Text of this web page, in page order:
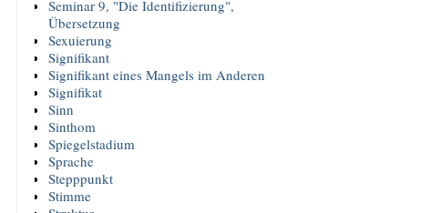
Seminar 9, "Die Identifizierung",
Übersetzung
Sexuierung
Signifikant
Signifikant eines Mangels im Anderen
Signifikat
Sinn
Sinthom
Spiegelstadium
Sprache
Stepppunkt
Stimme